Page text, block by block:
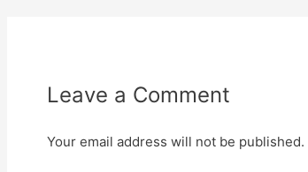
Leave a Comment
Your email address will not be published.